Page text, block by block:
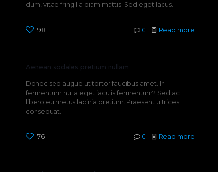
dum, vitae fringilla diam mattis. Sed eget lacus.
98 0 Read more
Aenean sodales pretium nullam
Donec sed augue ut tortor faucibus amet. In
fermentum nulla eget iaculis fermentum? Sed ac
libero eu metus lacinia pretium. Praesent ultrices
consequat.
76 0 Read more